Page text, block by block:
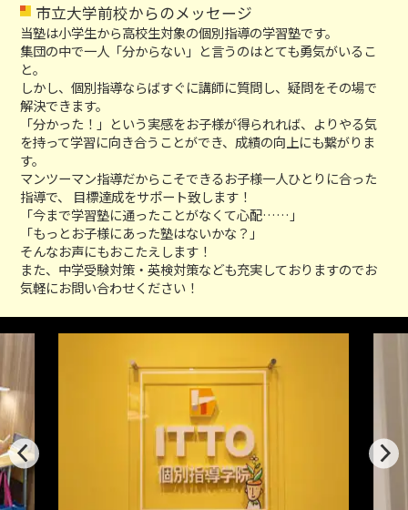
市立大学前校からのメッセージ
当塾は小学生から高校生対象の個別指導の学習塾です。
集団の中で一人「分からない」と言うのはとても勇気がいるこ
と。
しかし、個別指導ならばすぐに講師に質問し、疑問をその場で
解決できます。
「分かった！」という実感をお子様が得られれば、よりやる気
を持って学習に向き合うことができ、成績の向上にも繋がりま
す。
マンツーマン指導だからこそできるお子様一人ひとりに合った
指導で、 目標達成をサポート致します！
「今まで学習塾に通ったことがなくて心配……」
「もっとお子様にあった塾はないかな？」
そんなお声にもおこたえします！
また、中学受験対策・英検対策なども充実しておりますのでお
気軽にお問い合わせください！